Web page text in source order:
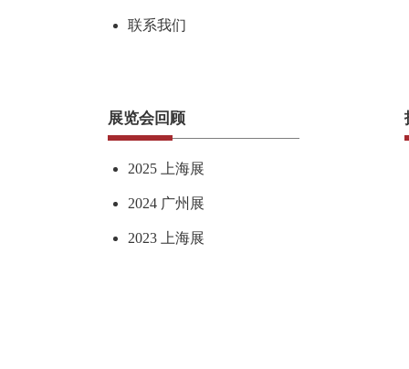
联系我们
展览会回顾
2025 上海展
2024 广州展
2023 上海展